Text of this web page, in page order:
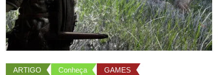
ARTIGO Conheça GAMES